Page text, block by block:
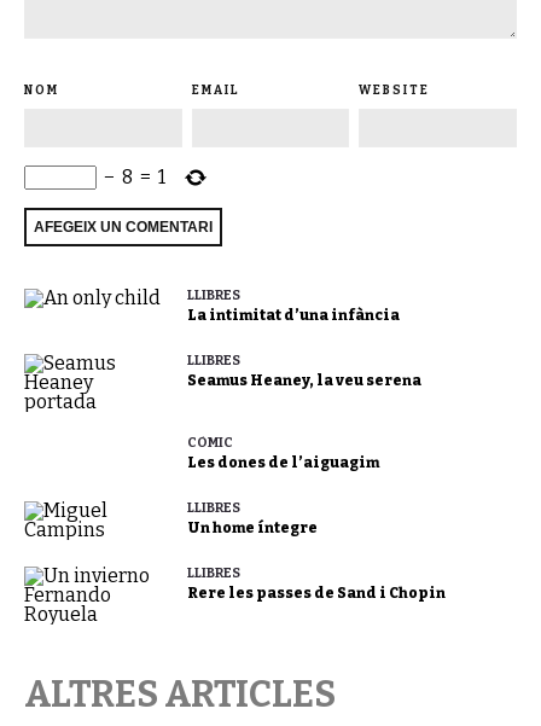
NOM EMAIL WEBSITE
− 8 = 1
LLIBRES
La intimitat d’una infància
LLIBRES
Seamus Heaney, la veu serena
CÒMIC
Les dones de l’aiguagim
LLIBRES
Un home íntegre
LLIBRES
Rere les passes de Sand i Chopin
ALTRES ARTICLES